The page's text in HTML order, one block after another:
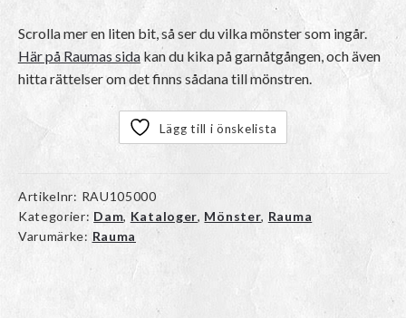
Scrolla mer en liten bit, så ser du vilka mönster som ingår.
Här på Raumas sidakan du kika på garnåtgången, och även
hitta rättelser om det finns sådana till mönstren.
Lägg till i önskelista
Artikelnr: RAU105000
Kategorier: Dam, Kataloger, Mönster, Rauma
Varumärke: Rauma